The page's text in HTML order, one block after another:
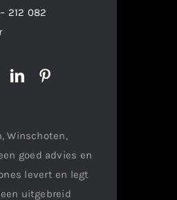
212 082
Winschoten,
goed advies en
levert en legt
uitgebreid